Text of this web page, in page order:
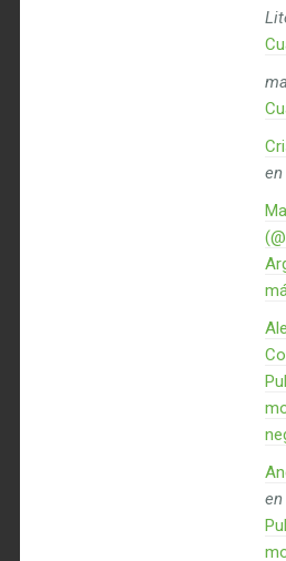
en
en